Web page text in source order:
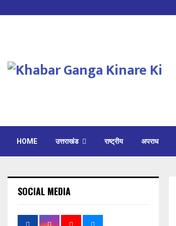
HOME उत्तराखंड राष्ट्रीय अपराध
SOCIAL MEDIA